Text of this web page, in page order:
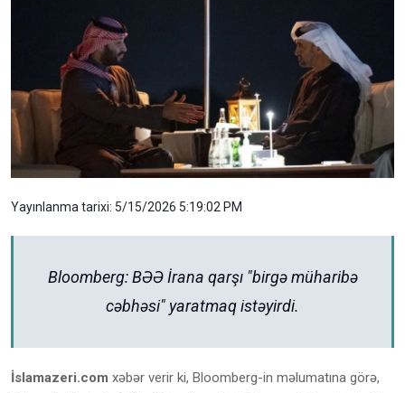
Yayınlanma tarixi: 5/15/2026 5:19:02 PM
Bloomberg: BƏƏ İrana qarşı "birgə müharibə
cəbhəsi" yaratmaq istəyirdi.
İslamazeri.com xəbər verir ki, Bloomberg-in məlumatına görə,